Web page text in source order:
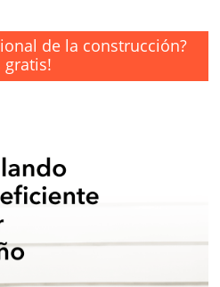
de la construcción?
gratis!